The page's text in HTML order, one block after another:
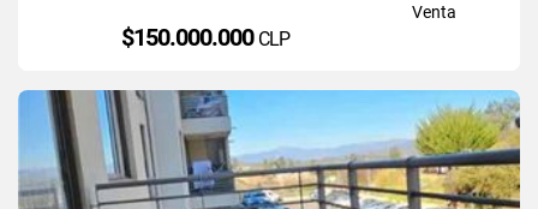
Venta
$150.000.000 CLP